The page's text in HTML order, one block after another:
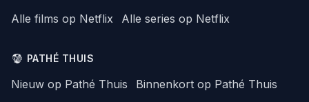
Alle films op Netflix
Alle series op Netflix
PATHÉ THUIS
Nieuw op Pathé Thuis
Binnenkort op Pathé Thuis